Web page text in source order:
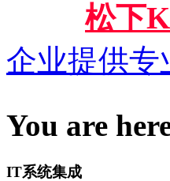
松下
企业提供
You are
IT系统集成